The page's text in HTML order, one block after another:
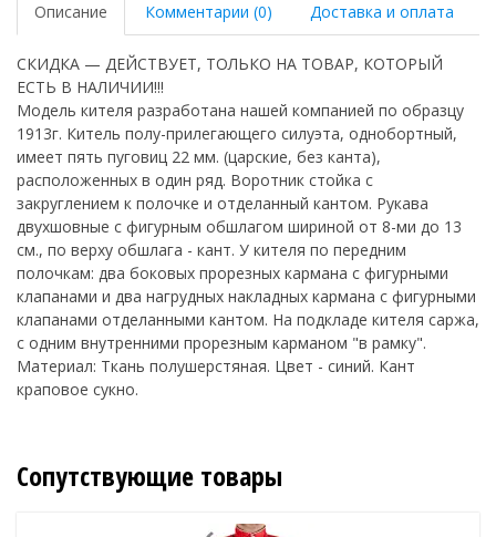
Описание Комментарии (0) Доставка и оплата
СКИДКА — ДЕЙСТВУЕТ, ТОЛЬКО НА ТОВАР, КОТОРЫЙ
ЕСТЬ В НАЛИЧИИ!!!
Модель кителя разработана нашей компанией по образцу
1913г. Китель полу-прилегающего силуэта, однобортный,
имеет пять пуговиц 22 мм. (царские, без канта),
расположенных в один ряд. Воротник стойка с
закруглением к полочке и отделанный кантом. Рукава
двухшовные с фигурным обшлагом шириной от 8-ми до 13
см., по верху обшлага - кант. У кителя по передним
полочкам: два боковых прорезных кармана с фигурными
клапанами и два нагрудных накладных кармана с фигурными
клапанами отделанными кантом. На подкладе кителя саржа,
с одним внутренними прорезным карманом "в рамку".
Материал: Ткань полушерстяная. Цвет - синий. Кант
краповое сукно.
Сопутствующие товары